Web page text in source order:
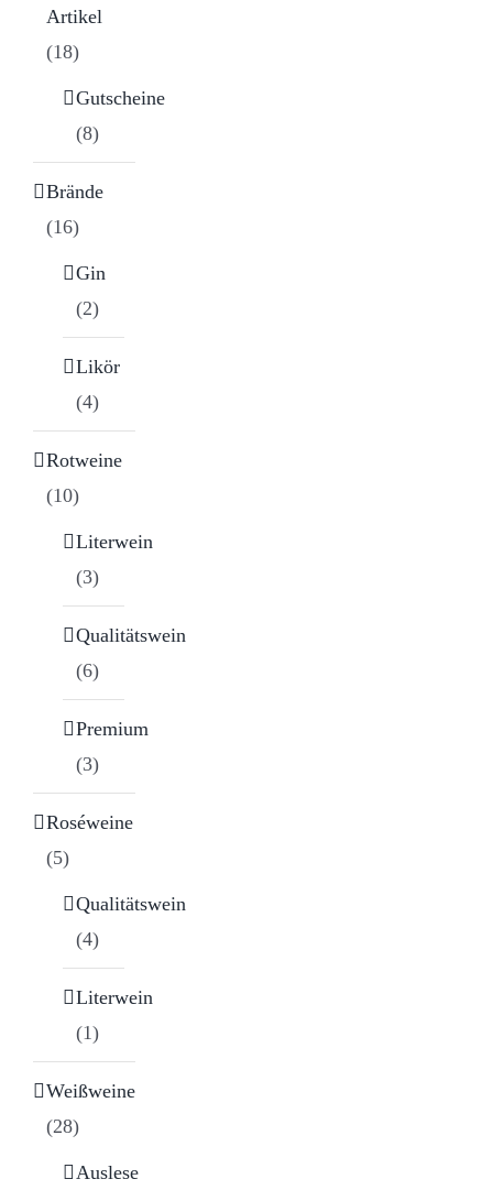
Artikel
(18)
Gutscheine
(8)
Brände
(16)
Gin
(2)
Likör
(4)
Rotweine
(10)
Literwein
(3)
Qualitätswein
(6)
Premium
(3)
Roséweine
(5)
Qualitätswein
(4)
Literwein
(1)
Weißweine
(28)
Auslese